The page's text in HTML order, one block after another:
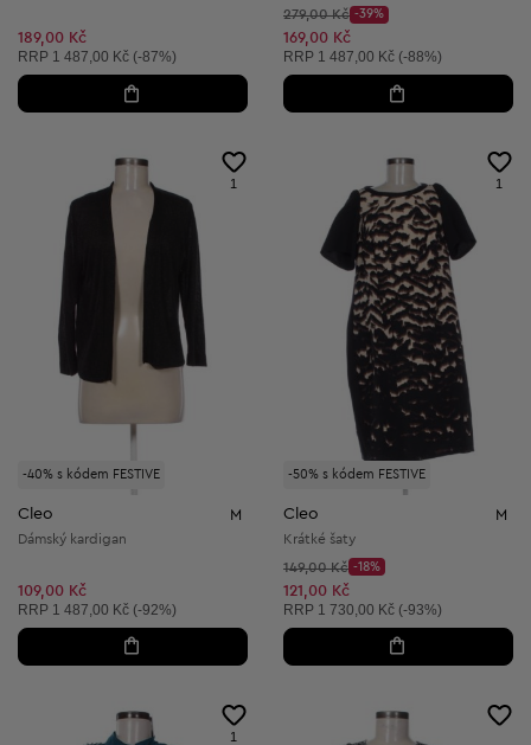
189,00 Kč
Doporučená cena:
RRP 1 487,00 Kč (-87%)
Původní cena:
279,00 Kč
Discount Price:
-39%
Snížená cena:
169,00 Kč
Doporučená cena:
RRP 1 487,00 Kč (-88%)
-40% s kódem FESTIVE
1
Cleo M
Dámský kardigan
109,00 Kč
Doporučená cena:
RRP 1 487,00 Kč (-92%)
-50% s kódem FESTIVE
1
Cleo M
Krátké šaty
Původní cena:
149,00 Kč
Discount Price:
-18%
Snížená cena:
121,00 Kč
Doporučená cena:
RRP 1 730,00 Kč (-93%)
1